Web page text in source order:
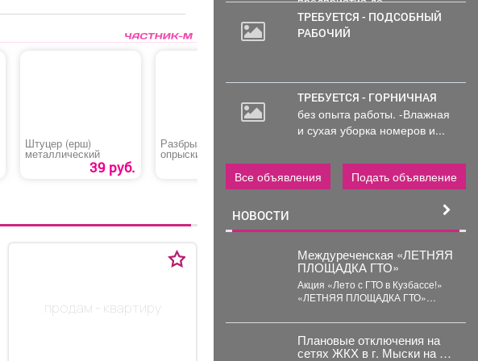
Штуцер (ерш)
металлический
39 руб.
Разбрызгиватель-
опрыскиватель
179 руб. 39 руб.
продам - квартиру
ТРЕБУЕТСЯ - ПОДСОБНЫЙ
РАБОЧИЙ
ТРЕБУЕТСЯ - ГОРНИЧНАЯ
без опыта работы. -Влажная
и сухая уборка номеров и...
Все объявления Подать объявление
НОВОСТИ
Междуреченская «ЛЕТНЯЯ
ПЛОЩАДКА ГТО»
Акция «Лето с ГТО в Кузбассе!»
«ЛЕТНЯЯ ПЛОЩАДКА ГТО»
4,6,11,13,18,20,25,27...
Плановые отключения на
сетях ЖКХ в г. Мыски на 07